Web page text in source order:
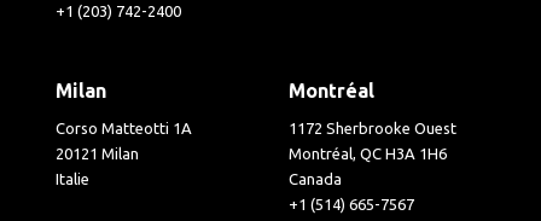
+1 (203) 742-2400
Milan
Corso Matteotti 1A
20121 Milan
Italie
Montréal
1172 Sherbrooke Ouest
Montréal, QC H3A 1H6
Canada
+1 (514) 665-7567